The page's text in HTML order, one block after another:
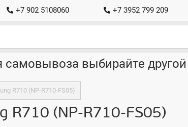
+7 902 5108060 +7 3952 799 209
самовывоза выбирайте
R710 (NP-R710-FS05)
R710 (NP-R710-FS05)